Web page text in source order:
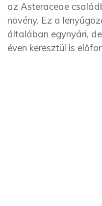
az Asteraceae
növény. Ez a
általában egynyári,
éven keresztül is